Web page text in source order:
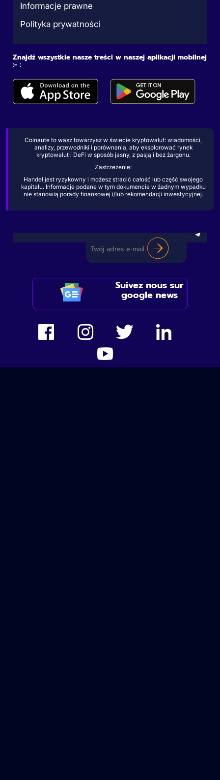
Informacje prawne
Polityka prywatności
Znajdź wszystkie nasze treści w naszej aplikacji mobilnej
:- :
Coinaute to wasz towarzysz w świecie kryptowalut: wiadomości,
analizy, przewodniki i porównania, aby eksplorować rynek
kryptowalut i DeFi w sposób jasny, z pasją i bez żargonu.
Zastrzeżenie:
Handel jest ryzykowny i możesz stracić całość lub część swojego
kapitału. Informacje podane w tym dokumencie w żadnym wypadku
nie stanowią porady finansowej i/lub rekomendacji inwestycyjnej.
Suivez nous sur
google news